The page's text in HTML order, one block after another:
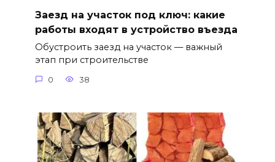
Заезд на участок под ключ: какие
работы входят в устройство въезда
Обустроить заезд на участок — важный
этап при строительстве
0 38